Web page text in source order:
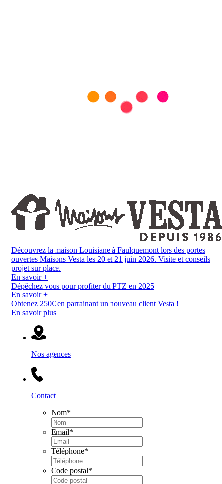
Découvrez la maison Louisiane à Faulquemont lors des portes
ouvertes Maisons Vesta les 20 et 21 juin 2026. Visite et conseils
projet sur place.
En savoir +
Dépêchez vous pour profiter du PTZ en 2025
En savoir +
Obtenez 250€ en parrainant un nouveau client Vesta !
En savoir plus
Nos agences
Contact
Nom*
Email*
Téléphone*
Code postal*